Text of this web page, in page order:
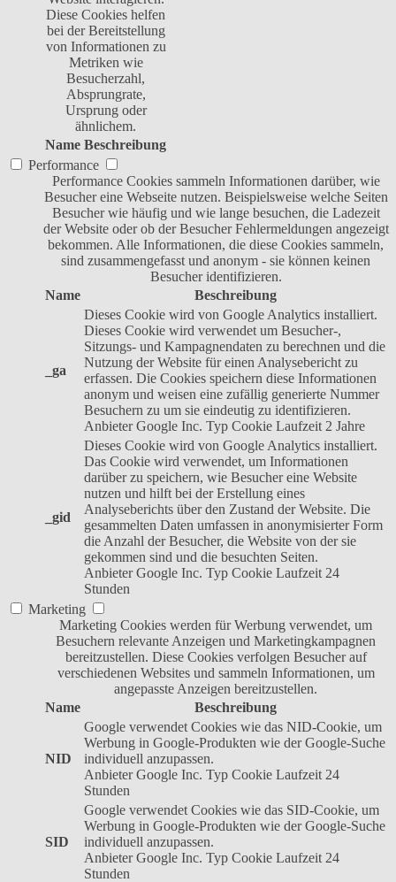
Diese Cookies helfen
bei der Bereitstellung
von Informationen zu
Metriken wie
Besucherzahl,
Absprungrate,
Ursprung oder
ähnlichem.
Name Beschreibung
Performance
Performance Cookies sammeln Informationen darüber, wie
Besucher eine Webseite nutzen. Beispielsweise welche Seiten
Besucher wie häufig und wie lange besuchen, die Ladezeit
der Website oder ob der Besucher Fehlermeldungen angezeigt
bekommen. Alle Informationen, die diese Cookies sammeln,
sind zusammengefasst und anonym - sie können keinen
Besucher identifizieren.
Name
Beschreibung
_ga
Dieses Cookie wird von Google Analytics installiert.
Dieses Cookie wird verwendet um Besucher-,
Sitzungs- und Kampagnendaten zu berechnen und die
Nutzung der Website für einen Analysebericht zu
erfassen. Die Cookies speichern diese Informationen
anonym und weisen eine zufällig generierte Nummer
Besuchern zu um sie eindeutig zu identifizieren.
Anbieter Google Inc. Typ Cookie Laufzeit 2 Jahre
_gid
Dieses Cookie wird von Google Analytics installiert.
Das Cookie wird verwendet, um Informationen
darüber zu speichern, wie Besucher eine Website
nutzen und hilft bei der Erstellung eines
Analyseberichts über den Zustand der Website. Die
gesammelten Daten umfassen in anonymisierter Form
die Anzahl der Besucher, die Website von der sie
gekommen sind und die besuchten Seiten.
Anbieter Google Inc. Typ Cookie Laufzeit 24
Stunden
Marketing
Marketing Cookies werden für Werbung verwendet, um
Besuchern relevante Anzeigen und Marketingkampagnen
bereitzustellen. Diese Cookies verfolgen Besucher auf
verschiedenen Websites und sammeln Informationen, um
angepasste Anzeigen bereitzustellen.
Name
Beschreibung
NID
Google verwendet Cookies wie das NID-Cookie, um
Werbung in Google-Produkten wie der Google-Suche
individuell anzupassen.
Anbieter Google Inc. Typ Cookie Laufzeit 24
Stunden
SID
Google verwendet Cookies wie das SID-Cookie, um
Werbung in Google-Produkten wie der Google-Suche
individuell anzupassen.
Anbieter Google Inc. Typ Cookie Laufzeit 24
Stunden